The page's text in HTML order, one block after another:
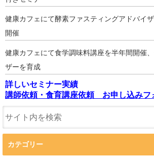
健康カフェにて酵素ファスティングアドバイ
開催
健康カフェにて食学調味料講座を半年間開催
ザーを育成
詳しいセミナー実績
講師依頼・食育講座依頼 お申し込みフ
カテゴリー